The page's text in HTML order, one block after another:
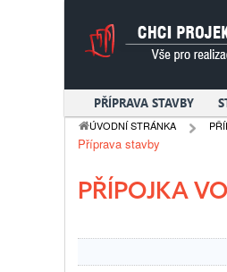
PŘÍPRAVA STAVBY
ÚVODNÍ STRÁNKA
Příprava stavby
PŘÍPOJKA